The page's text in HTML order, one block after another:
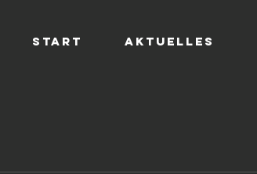
Start Aktuelles